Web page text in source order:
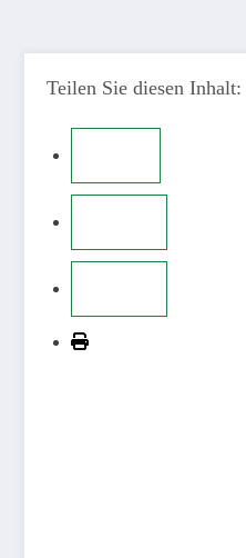
Teilen Sie diesen Inhalt: